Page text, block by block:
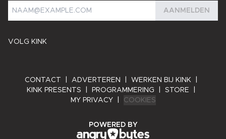
VOLG KINK
AANMELDEN
CONTACT ADVERTEREN WERKEN BIJ KINK
KINK PRESENTS
PROGRAMMERING STORE
MY PRIVACY
COOKIES
POWERED BYANGRY BYTES